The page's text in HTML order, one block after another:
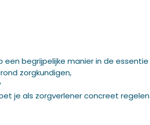
begrijpelijke manier in de essentie
zorgkundigen,
je als zorgverlener concreet regelen